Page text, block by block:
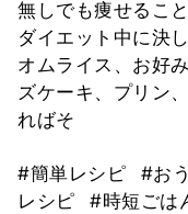
無しでも痩せるこ
ダイエット中に決
オムライス、お好
ズケーキ、プリン
ればそ
#簡単レシピ #お
レシピ
#時短ごは